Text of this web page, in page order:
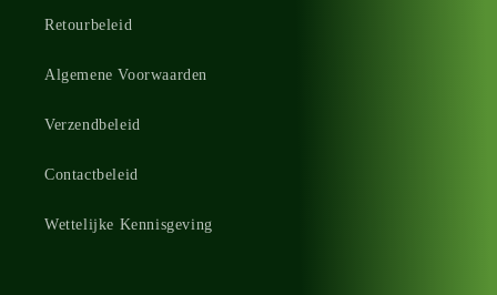
Retourbeleid
Algemene Voorwaarden
Verzendbeleid
Contactbeleid
Wettelijke Kennisgeving